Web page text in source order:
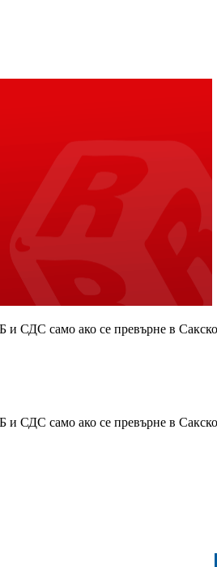
СДС само ако се превърне в
СДС само ако се превърне в